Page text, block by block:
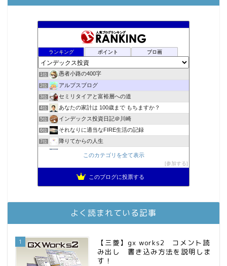
ランキング ポイント ブロ画
1位 愚者小路の400字
2位 アルプスブログ
3位 セミリタイアと富裕層への道
4位 あなたの家計は 100歳まで もちますか？
5位 インデックス投資日記＠川崎
6位 それなりに適当なFIRE生活の記録
7位 降りてからの人生
2023年(46歳)FIRE！！！＠20XX年FIRE！！！
スパコンSEが効率的投資で一家セミリタイアするブログ
11位 MBAのインデックス投資日記
庶民的家族がインデックス投資でセミリタイア目指してみた
このカテゴリを全て表示
参加する
このブログに投票する
よく読まれている記事
1
【三菱】gx works2 コメント読
み出し 書き込み方法を説明しま
す！